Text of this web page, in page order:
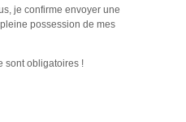
je confirme envoyer une
possession de mes
sont obligatoires !